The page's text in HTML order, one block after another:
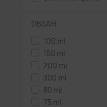
OBSAH
100 ml
150 ml
200 ml
300 ml
60 ml
75 ml